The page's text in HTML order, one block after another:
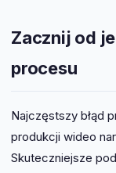
Zacznij od
procesu
Najczęstszy błąd
produkcji wideo
Skuteczniejsze